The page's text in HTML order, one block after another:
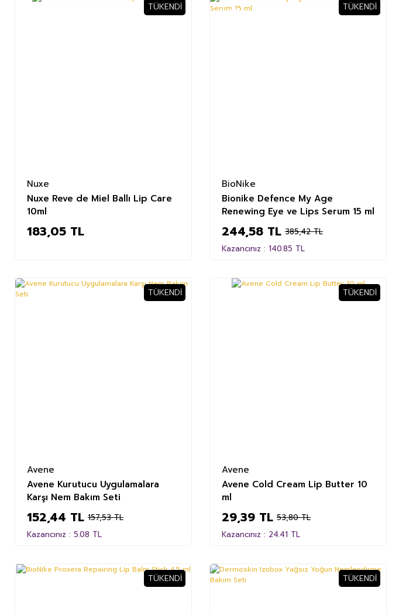
TÜKENDI
Nuxe
Nuxe Reve de Miel Ballı Lip Care
10ml
183,05 TL
%37 TÜKENDI
BioNike
Bionike Defence My Age
Renewing Eye ve Lips Serum 15 ml
244,58 TL 385,42 TL
Kazancınız : 140.85 TL
TÜKENDI
Avene
Avene Kurutucu Uygulamalara
Karşı Nem Bakım Seti
152,44 TL 157,53 TL
Kazancınız : 5.08 TL
TÜKENDI
Avene
Avene Cold Cream Lip Butter 10
ml
29,39 TL 53,80 TL
Kazancınız : 24.41 TL
TÜKENDI TÜKENDI